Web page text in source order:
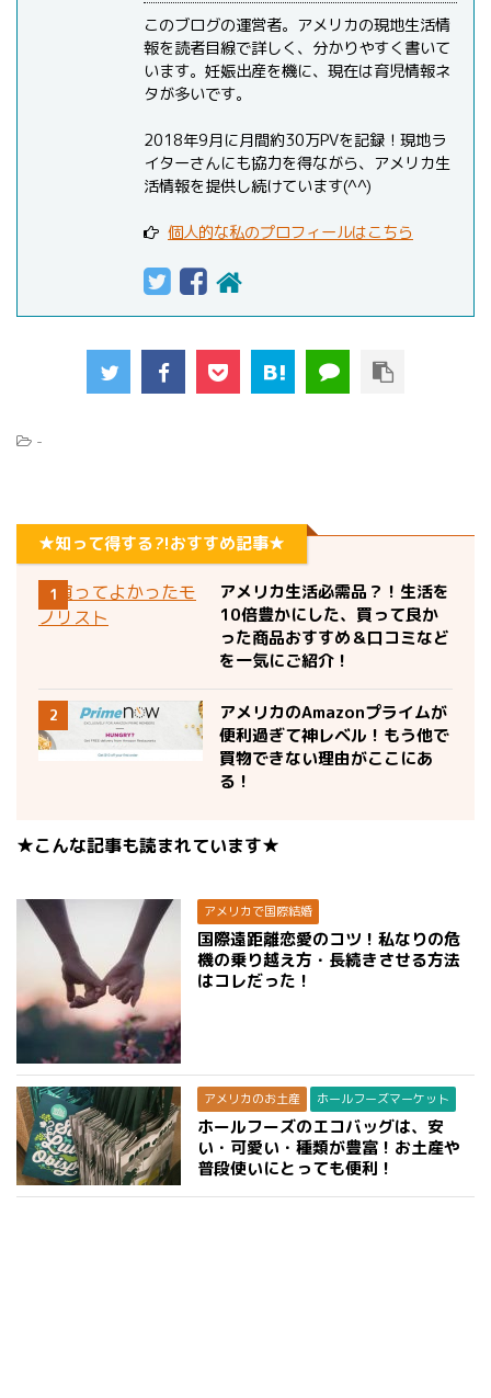
このブログの運営者。アメリカの現地生活情
報を読者目線で詳しく、分かりやすく書いて
います。妊娠出産を機に、現在は育児情報ネ
タが多いです。
2018年9月に月間約30万PVを記録！現地ラ
イターさんにも協力を得ながら、アメリカ生
活情報を提供し続けています(^^)
個人的な私のプロフィールはこちら
-
★知って得する?!おすすめ記事★
1
アメリカ生活必需品？！生活を
10倍豊かにした、買って良か
った商品おすすめ＆口コミなど
を一気にご紹介！
2
アメリカのAmazonプライムが
便利過ぎて神レベル！もう他で
買物できない理由がここにあ
る！
★こんな記事も読まれています★
アメリカで国際結婚
国際遠距離恋愛のコツ！私なりの危
機の乗り越え方・長続きさせる方法
はコレだった！
アメリカのお土産 ホールフーズマーケット
ホールフーズのエコバッグは、安
い・可愛い・種類が豊富！お土産や
普段使いにとっても便利！